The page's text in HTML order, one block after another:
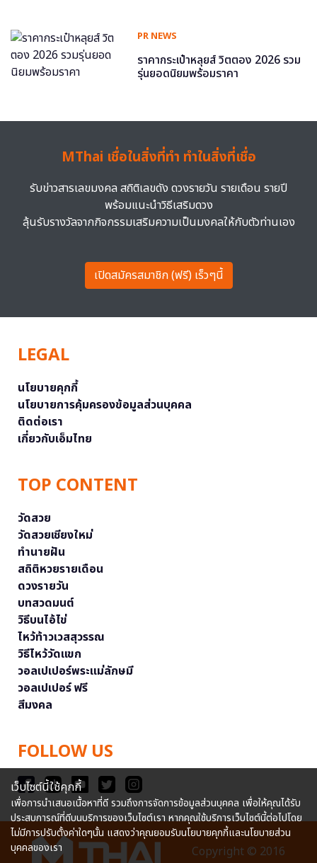
PR NEWS
ราคากระเป๋าหลุยส์ วิตตอง 2026 รวม
รุ่นยอดนิยมพร้อมราคา
MThai เชื่อในสิ่งที่ทำ ทำในสิ่งที่เชื่อ
รับข่าวสารเลขมงคล สถิติเลขดัง ดวงรายวัน รายเดือน รายปี
พร้อมแนะนำวิธีเสริมดวง
ลุ้นรับรางวัลจากกิจกรรมเสริมความเป็นมงคลให้กับตัวท่านเอง
เปิดสมัครสมาชิก (ฟรี) เร็วๆนี้
LEGAL
นโยบายคุกกี้
นโยบายการคุ้มครองข้อมูลส่วนบุคคล
ติดต่อเรา
เกี่ยวกับเอ็มไทย
TOP CONTENT
วัดสวย
วัดสวยเชียงใหม่
ทำนายฝัน
สถิติหวยรายเดือน
ดวงรายวัน
บทสวดมนต์
วิธีบนไอ้ไข่
ไหว้ท้าวเวสสุวรรณ
วิธีไหว้วัดแขก
วอลเปเปอร์พระแม่ลักษมี
วอลเปเปอร์ ฟรี
สีมงคล
FOLLOW US
Copyright © 2016
เว็บไซต์นี้ใช้คุกกี้
เพื่อการนำเสนอเนื้อหาที่ดี รวมถึงการจัดการข้อมูลส่วนบุคคล เพื่อให้คุณได้รับ
ประสบการณ์ที่ดีบนบริการของเว็บไซต์เรา หากคุณใช้บริการเว็บไซต์นี้ต่อไปโดย
ไม่มีการปรับตั้งค่าใดๆนั้น แสดงว่าคุณยอมรับนโยบายคุกกี้และนโยบายส่วน
บุคคลของเรา